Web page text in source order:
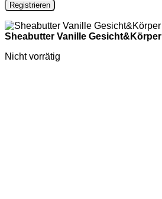
Registrieren
Sheabutter Vanille Gesicht&Körper
Nicht vorrätig